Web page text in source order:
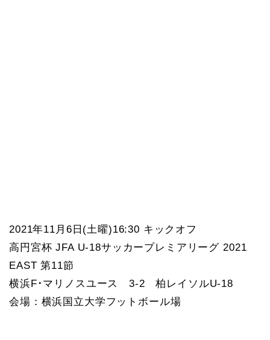
2021年11月6日(土曜)16:30 キックオフ
高円宮杯 JFA U-18サッカープレミアリーグ 2021
EAST 第11節
横浜F･マリノスユース 3-2 柏レイソルU-18
会場：横浜国立大学フットボール場